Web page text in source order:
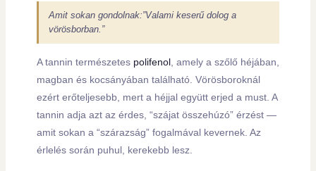
Amit sokan gondolnak:”Valami keserű dolog a
vörösborban.”
A tannin természetes polifenol , amely a szőlő héjában,
magban és kocsányában található. Vörösboroknál
ezért erőteljesebb, mert a héjjal együtt erjed a must. A
tannin adja azt az érdes, “szájat összehúzó” érzést —
amit sokan a “szárazság” fogalmával kevernek. Az
érlelés során puhul, kerekebb lesz.